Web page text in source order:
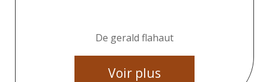
De gerald flahaut
Voir plus